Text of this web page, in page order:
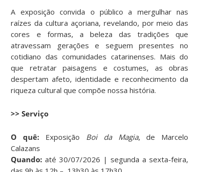
A exposição convida o público a mergulhar nas
raízes da cultura açoriana, revelando, por meio das
cores e formas, a beleza das tradições que
atravessam gerações e seguem presentes no
cotidiano das comunidades catarinenses. Mais do
que retratar paisagens e costumes, as obras
despertam afeto, identidade e reconhecimento da
riqueza cultural que compõe nossa história.
>> Serviço
O quê: Exposição Boi da Magia, de Marcelo
Calazans
Quando: até 30/07/2026 | segunda a sexta-feira,